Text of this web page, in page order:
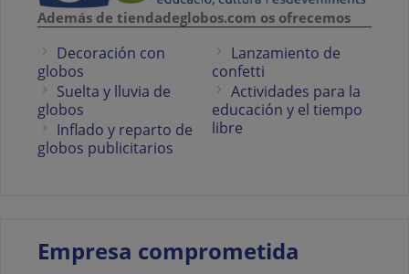
Además de tiendadeglobos.com os ofrecemos
Decoración con
globos
Suelta y lluvia de
globos
Inflado y reparto de
globos publicitarios
Lanzamiento de
confetti
Actividades para la
educación y el tiempo
libre
Empresa comprometida